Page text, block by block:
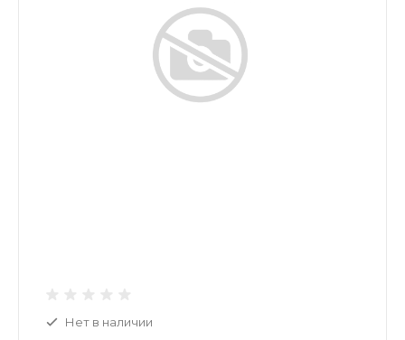
Нет в наличии